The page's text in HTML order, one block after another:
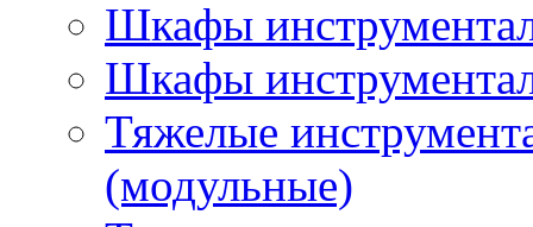
Шкафы
Шкафы
Тяжелые
(модульные)